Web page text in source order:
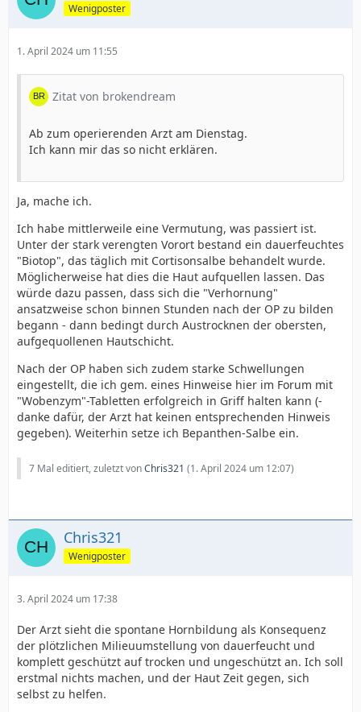
Wenigposter
1. April 2024 um 11:55
Zitat von brokendream
Ab zum operierenden Arzt am Dienstag.
Ich kann mir das so nicht erklären.
Ja, mache ich.
Ich habe mittlerweile eine Vermutung, was passiert ist.
Unter der stark verengten Vorort bestand ein dauerfeuchtes
"Biotop", das täglich mit Cortisonsalbe behandelt wurde.
Möglicherweise hat dies die Haut aufquellen lassen. Das
würde dazu passen, dass sich die "Verhornung"
ansatzweise schon binnen Stunden nach der OP zu bilden
begann - dann bedingt durch Austrocknen der obersten,
aufgequollenen Hautschicht.
Nach der OP haben sich zudem starke Schwellungen
eingestellt, die ich gem. eines Hinweise hier im Forum mit
"Wobenzym"-Tabletten erfolgreich in Griff halten kann (-
danke dafür, der Arzt hat keinen entsprechenden Hinweis
gegeben). Weiterhin setze ich Bepanthen-Salbe ein.
7 Mal editiert, zuletzt vonChris321 (1. April 2024 um 12:07)
Chris321
Wenigposter
3. April 2024 um 17:38
Der Arzt sieht die spontane Hornbildung als Konsequenz
der plötzlichen Milieuumstellung von dauerfeucht und
komplett geschützt auf trocken und ungeschützt an. Ich soll
erstmal nichts machen, und der Haut Zeit gegen, sich
selbst zu helfen.